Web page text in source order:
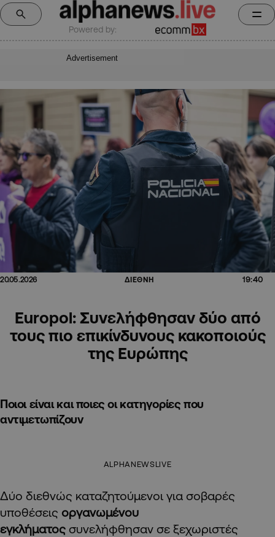
Powered by:
Advertisement
20.05.2026 ΔΙΕΘΝΗ 19:40
Europol: Συνελήφθησαν δύο από
τους πιο επικίνδυνους κακοποιούς
της Ευρώπης
Ποιοι είναι και ποιες οι κατηγορίες που
αντιμετωπίζουν
ALPHANEWSLIVE
Δύο διεθνώς καταζητούμενοι για σοβαρές
υποθέσεις οργανωμένου
εγκλήματος συνελήφθησαν σε ξεχωριστές